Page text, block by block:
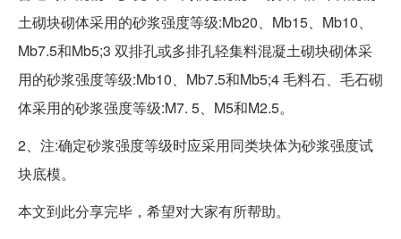
土砌块砌体采用的砂浆强度等级:Mb20、Mb15、Mb10、
Mb7.5和Mb5;3 双排孔或多排孔轻集料混凝土砌块砌体采
用的砂浆强度等级:Mb10、Mb7.5和Mb5;4 毛料石、毛石砌
体采用的砂浆强度等级:M7. 5、M5和M2.5。
2、注:确定砂浆强度等级时应采用同类块体为砂浆强度试
块底模。
本文到此分享完毕，希望对大家有所帮助。